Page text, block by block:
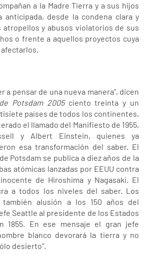
a la Madre Tierra y a sus hijos
anticipada, desde la condena clara y
y abusos violatorios de sus
o frente a aquellos proyectos cuya
a pensar de una nueva manera”, dicen
Potsdam 2005ciento treinta y un
países de todos los continentes,
el llamado del Manifiesto de 1955,
y Albert Einstein, quienes ya
esa transformación del saber. El
Potsdam se publica a diez años de la
atómicas lanzadas por EEUU contra
de Hiroshima y Nagasaki. El
a todos los niveles del saber. Los
alusión a los 150 años del
Seattle al presidente de los Estados
1855. En ese mensaje el gran jefe
blanco devorará la tierra y no
desierto”.